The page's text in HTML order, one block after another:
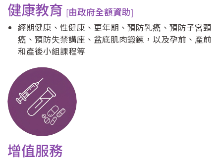
健康教育 [由政府全額資助]
經期健康、性健康、更年期、預防乳癌、預防子宮頸
癌、預防失禁講座、盆底肌肉鍛鍊，以及孕前、產前
和產後小組課程等
增值服務